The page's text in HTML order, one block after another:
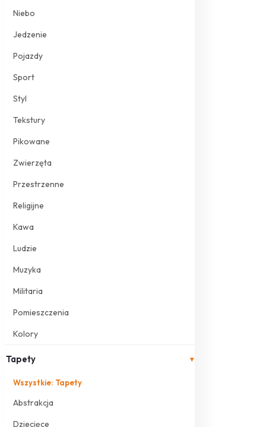
Niebo
Jedzenie
Pojazdy
Sport
Styl
Tekstury
Pikowane
Zwierzęta
Przestrzenne
Religijne
Kawa
Ludzie
Muzyka
Militaria
Pomieszczenia
Kolory
Tapety ▾
Wszystkie: Tapety
Abstrakcja
Dziecięce